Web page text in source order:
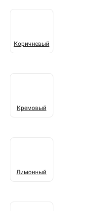
Коричневый
Кремовый
Лимонный